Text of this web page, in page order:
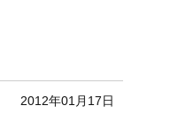
2012年01月17日